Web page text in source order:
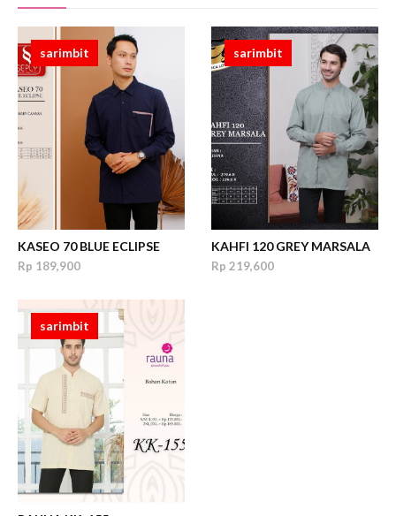
sarimbit
KASEO 70 BLUE ECLIPSE
Rp 189,900
sarimbit
KAHFI 120 GREY MARSALA
Rp 219,600
sarimbit